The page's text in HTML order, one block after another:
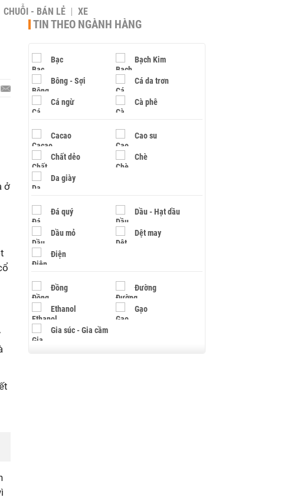
CHUỖI - BÁN LẺ XE
ở
TIN THEO NGÀNH HÀNG
Bạc Bạch Kim
Bông - Sợi Cá da trơn
Cá ngừ Cà phê
Cacao Cao su
Chất dẻo Chè
Da giày
Đá quý Dầu - Hạt dầu
Dầu mỏ Dệt may
Điện
Đồng Đường
Ethanol Gạo
Gia súc - Gia cầm